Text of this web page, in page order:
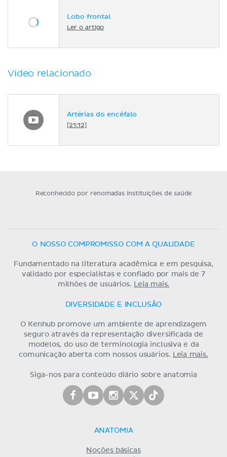
Lobo frontal
Ler o artigo
Vídeo relacionado
Artérias do encéfalo
[21:12]
Reconhecido por renomadas instituições de saúde
O NOSSO COMPROMISSO COM A QUALIDADE
Fundamentado na literatura acadêmica e em pesquisa,
validado por especialistas e confiado por mais de 7
milhões de usuários.
Leia mais.
DIVERSIDADE E INCLUSÃO
O Kenhub promove um ambiente de aprendizagem
seguro através da representação diversificada de
modelos, do uso de terminologia inclusiva e da
comunicação aberta com nossos usuários.
Leia mais.
Siga-nos para conteúdo diário sobre anatomia
ANATOMIA
Noções básicas